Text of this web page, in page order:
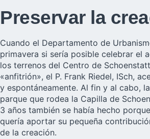
Preservar la
Cuando el Departamento de
primavera si sería posible celebrar el
los terrenos del Centro de
«anfitrión», el P. Frank Riedel, ISch,
y espontáneamente. Al fin y al cabo,
parque que rodea la Capilla de
3 años también se había hecho
quería aportar su pequeña
de la creación.